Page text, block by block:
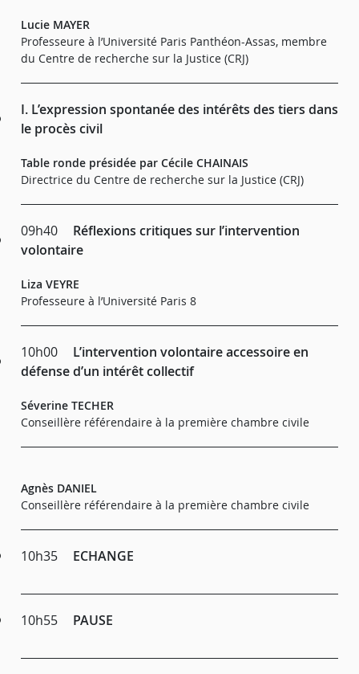
Lucie MAYER
Professeure à l’Université Paris Panthéon-Assas, membre
du Centre de recherche sur la Justice (CRJ)
I. L’expression spontanée des intérêts des tiers dans
le procès civil
Table ronde présidée par Cécile CHAINAIS
Directrice du Centre de recherche sur la Justice (CRJ)
09h40
Réflexions critiques sur l’intervention
volontaire
Liza VEYRE
Professeure à l’Université Paris 8
10h00
L’intervention volontaire accessoire en
défense d’un intérêt collectif
Séverine TECHER
Conseillère référendaire à la première chambre civile
Agnès DANIEL
Conseillère référendaire à la première chambre civile
10h35 ECHANGE
10h55 PAUSE